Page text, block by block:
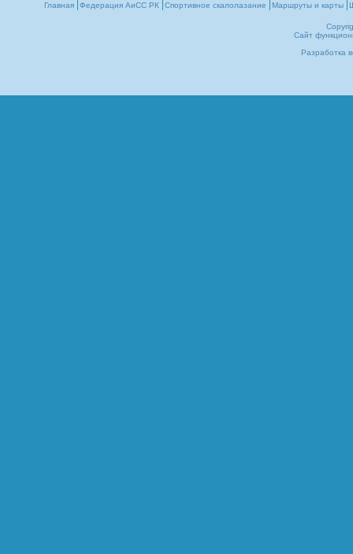
Главная Федерация АиСС РК Cпортивное скалолазание Маршруты и карты
Сайт
Разработка